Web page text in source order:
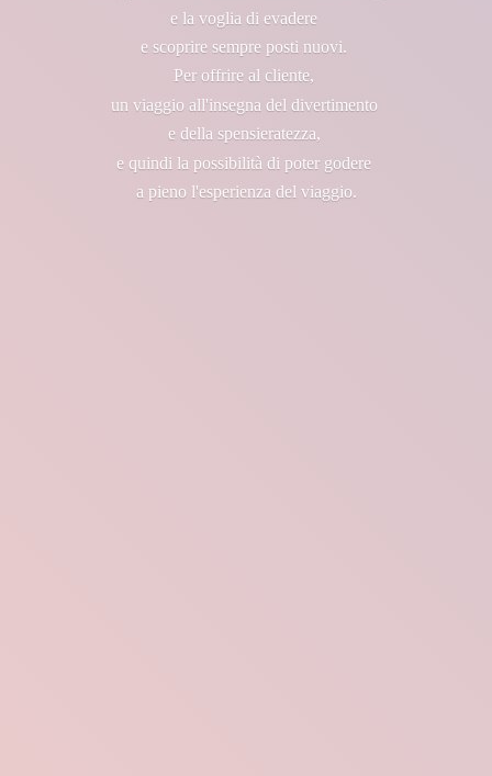
e la voglia di evadere
e scoprire sempre posti nuovi.
Per offrire al cliente,
un viaggio all'insegna del divertimento
e della spensieratezza,
e quindi la possibilità di poter godere
a pieno l'esperienza del viaggio.